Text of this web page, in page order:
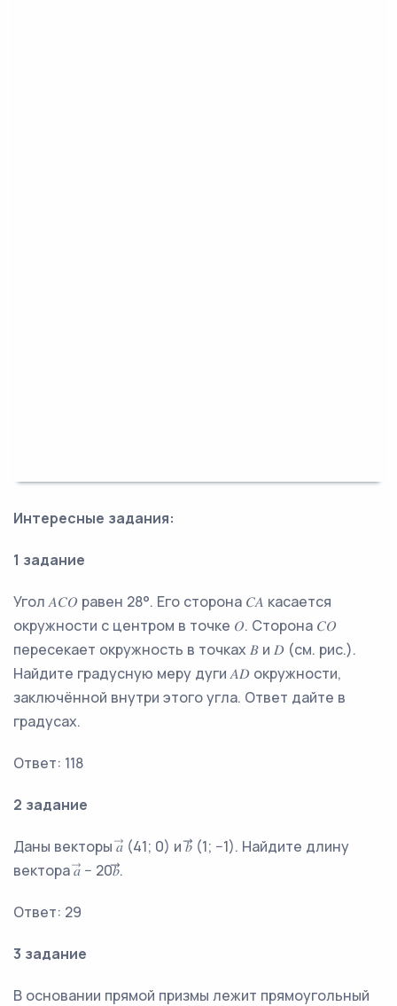
Интересные задания:
1 задание
Угол 𝐴𝐶𝑂 равен 28°. Его сторона 𝐶𝐴 касается
окружности с центром в точке 𝑂. Сторона 𝐶𝑂
пересекает окружность в точках 𝐵 и 𝐷 (см. рис.).
Найдите градусную меру дуги 𝐴𝐷 окружности,
заключённой внутри этого угла. Ответ дайте в
градусах.
Ответ: 118
2 задание
Даны векторы 𝑎⃗ (41; 0) и 𝑏⃗⃗ (1; −1). Найдите длину
вектора 𝑎⃗ − 20𝑏⃗⃗.
Ответ: 29
3 задание
В основании прямой призмы лежит прямоугольный